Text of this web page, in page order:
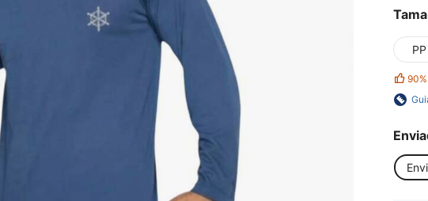
PP
90%